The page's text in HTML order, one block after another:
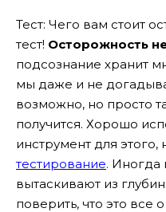
Тест: Чего вам стоит
тест! Осторожность
подсознание хранит
мы даже и не
возможно, но просто
получится. Хорошо
инструмент для
тестирование. Иногда
вытаскивают из
поверить, что это все о